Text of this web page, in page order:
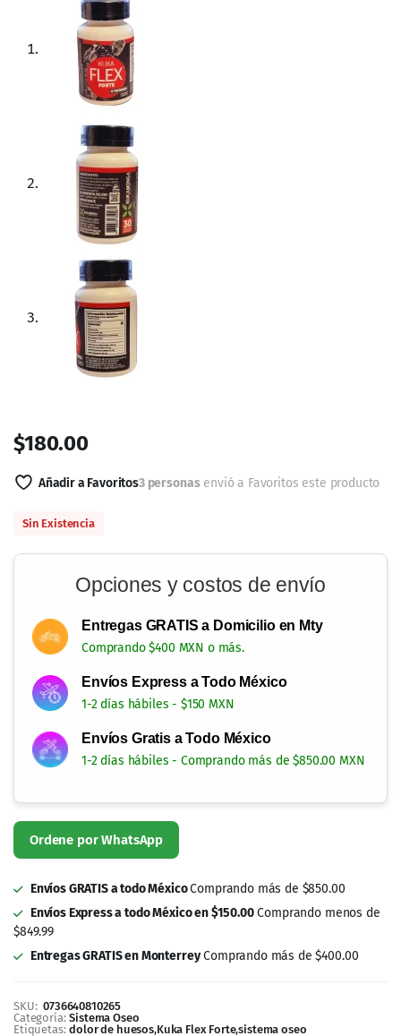
cuidar y mantener tus articulaciones en
buen estado, Kuka Flex Forte puede ser
una excelente opción.
Este suplemento alimenticio contiene
una fórmula única de ingredientes
naturales, cuidadosamente
seleccionados para proporcionar los
nutrientes necesarios para mantener
las articulaciones saludables.
Entre los ingredientes de Kuka Flex
Forte se encuentran la glucosamina, el
sulfato de condroitina y el MSM, todos
ellos conocidos por su capacidad para
ayudar a fortalecer y proteger las
articulaciones.
contiene ácido hialurónico, un
proteger las articulaciones.
Otro ingrediente destacado de Kuka
propiedades antiinflamatorias y
analgésicas. El harpagófito, también
conocido como «garra del diablo», es
otro ingrediente que se ha utilizado
durante siglos para ayudar a reducir el
Kuka Flex Forte se presenta en bote de
Si estás buscando una forma natural de
cuidar tus articulaciones, Kuka Flex
Forte puede ser una excelente opción.
Pruébalo hoy y descubre los beneficios
que puede ofrecer a tu salud.
Se recomienda tomar una capleta cada 12 horas, para
obtener los mejores resultados.
Ingredientes: